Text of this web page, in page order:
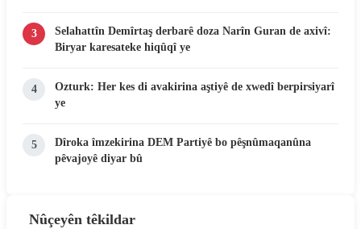
3
Selahattîn Demîrtaş derbarê doza Narîn Guran de axivî:
Biryar karesateke hiqûqî ye
4
Ozturk: Her kes di avakirina aştiyê de xwedî berpirsiyarî
ye
5
Dîroka îmzekirina DEM Partiyê bo pêşnûmaqanûna
pêvajoyê diyar bû
Nûçeyên têkildar